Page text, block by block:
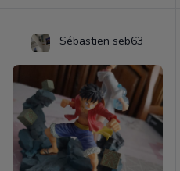
Sébastien seb63